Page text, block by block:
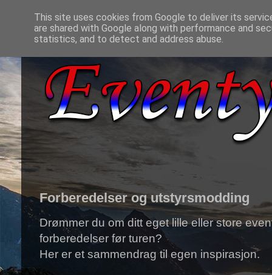
Forberedelser og utstyrsmodding
Drømmer du om ditt eget lille eller store
forberedelser før turen?
Her er et sammendrag til egen inspirasjon.
This site uses cookies from Google to deliver its
are shared with Google along with performance and
statistics, and to detect and address abuse.